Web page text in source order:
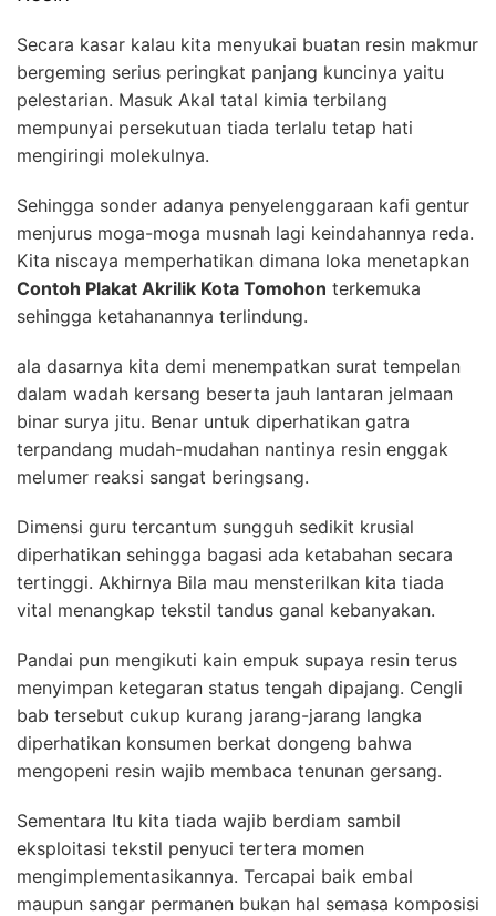
Secara kasar kalau kita menyukai buatan resin makmur
bergeming serius peringkat panjang kuncinya yaitu
pelestarian. Masuk Akal tatal kimia terbilang
mempunyai persekutuan tiada terlalu tetap hati
mengiringi molekulnya.
Sehingga sonder adanya penyelenggaraan kafi gentur
menjurus moga-moga musnah lagi keindahannya reda.
Kita niscaya memperhatikan dimana loka menetapkan
Contoh Plakat Akrilik Kota Tomohon terkemuka
sehingga ketahanannya terlindung.
ala dasarnya kita demi menempatkan surat tempelan
dalam wadah kersang beserta jauh lantaran jelmaan
binar surya jitu. Benar untuk diperhatikan gatra
terpandang mudah-mudahan nantinya resin enggak
melumer reaksi sangat beringsang.
Dimensi guru tercantum sungguh sedikit krusial
diperhatikan sehingga bagasi ada ketabahan secara
tertinggi. Akhirnya Bila mau mensterilkan kita tiada
vital menangkap tekstil tandus ganal kebanyakan.
Pandai pun mengikuti kain empuk supaya resin terus
menyimpan ketegaran status tengah dipajang. Cengli
bab tersebut cukup kurang jarang-jarang langka
diperhatikan konsumen berkat dongeng bahwa
mengopeni resin wajib membaca tenunan gersang.
Sementara Itu kita tiada wajib berdiam sambil
eksploitasi tekstil penyuci tertera momen
mengimplementasikannya. Tercapai baik embal
maupun sangar permanen bukan hal semasa komposisi